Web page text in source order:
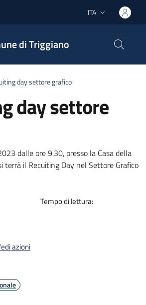
Lingua attiva:
ITA
di Triggiano
day settore grafico
day settore
notizia
dalle ore 9.30, presso la Casa della
terrà il Recuiting Day nel Settore Grafico
Tempo di lettura:
azioni